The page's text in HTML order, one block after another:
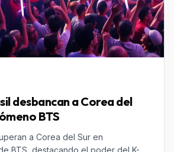
desbancan a Corea del
BTS
a Corea del Sur en
BTS, destacando el poder del K-